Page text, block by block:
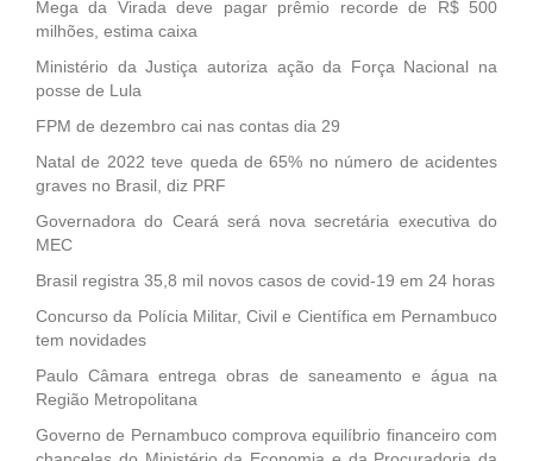
Mega da Virada deve pagar prêmio recorde de R$ 500
milhões, estima caixa
Ministério da Justiça autoriza ação da Força Nacional na
posse de Lula
FPM de dezembro cai nas contas dia 29
Natal de 2022 teve queda de 65% no número de acidentes
graves no Brasil, diz PRF
Governadora do Ceará será nova secretária executiva do
MEC
Brasil registra 35,8 mil novos casos de covid-19 em 24 horas
Concurso da Polícia Militar, Civil e Científica em Pernambuco
tem novidades
Paulo Câmara entrega obras de saneamento e água na
Região Metropolitana
Governo de Pernambuco comprova equilíbrio financeiro com